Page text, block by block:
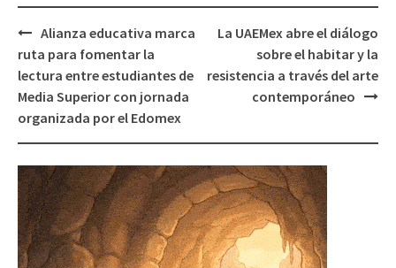
Post
navigation
Alianza educativa marca
ruta para fomentar la
lectura entre estudiantes de
Media Superior con jornada
organizada por el Edomex
La UAEMex abre el diálogo
sobre el habitar y la
resistencia a través del arte
contemporáneo